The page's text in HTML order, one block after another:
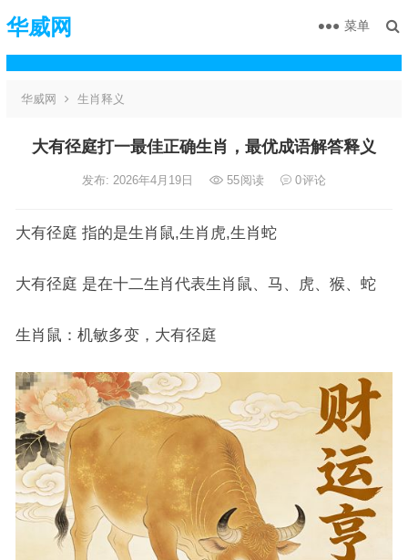
华威网 菜单
华威网 生肖释义
大有径庭打一最佳正确生肖，最优成语解答释义
发布: 2026年4月19日 55阅读 0评论
大有径庭 指的是生肖鼠,生肖虎,生肖蛇
大有径庭 是在十二生肖代表生肖鼠、马、虎、猴、蛇
生肖鼠：机敏多变，大有径庭